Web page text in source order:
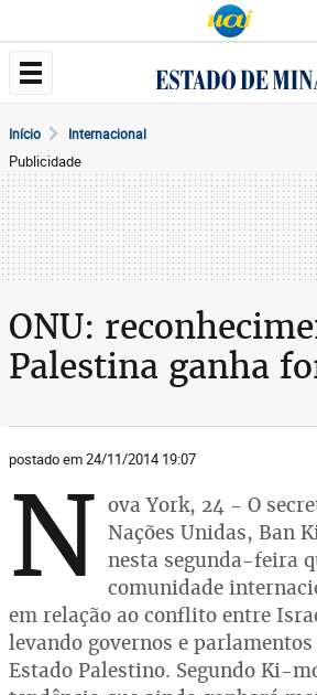
Início Internacional
Publicidade
ONU:
Palestina ganha
postado em 24/11/2014 19:07
N ova York, 24 - O
Nações Unidas, Ban
nesta segunda-feira
comunidade
em relação ao conflito entre
levando governos e
Estado Palestino. Segundo Ki-